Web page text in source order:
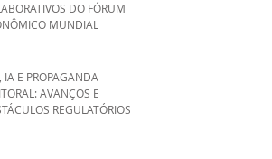
DO FÓRUM
MUNDIAL
IA E PROPAGANDA
AVANÇOS E
REGULATÓRIOS